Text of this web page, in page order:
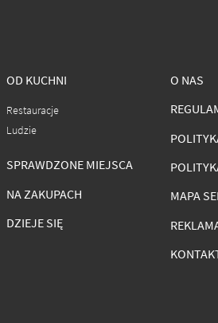
OD KUCHNI
Restauracje
Ludzie
SPRAWDZONE MIEJSCA
NA ZAKUPACH
DZIEJE SIĘ
O NAS
MAPA